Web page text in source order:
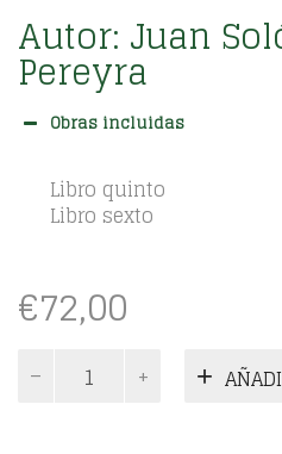
Autor: Juan
Pereyra
Obras incluidas
Libro quinto
Libro sexto
€72,00
Indiana.